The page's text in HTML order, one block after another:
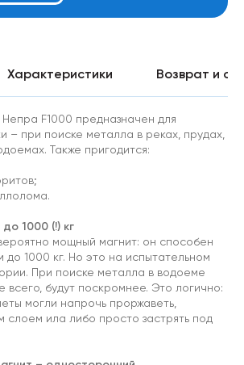
Характеристики Возврат и
F1000 предназначен для
– при поиске металла в реках, прудах,
Также пригодится:
1000 (!) кг
мощный магнит: он способен
до 1000 кг. Но это на испытательном
При поиске металла в водоеме
всего, будут поскромнее. Это логично:
могли напрочь проржаветь,
слоем ила либо просто застрять под